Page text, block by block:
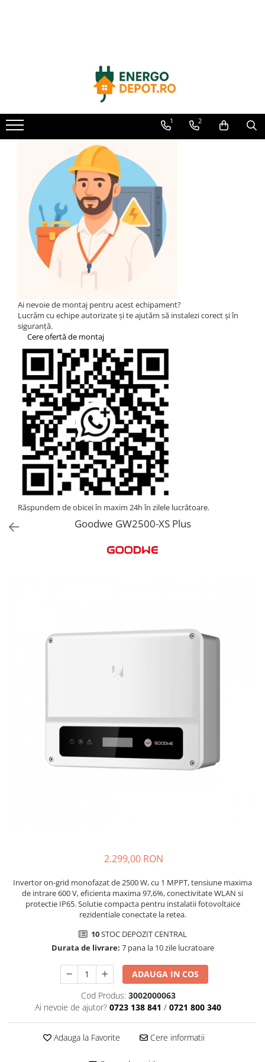
Longi Solar
Optimizatoare panouri
Invertoare
Microinvertoare
Fronius
Accesorii Fronius
Invertoare Hibride Fronius
Invertoare On-Grid Fronius
Statii de reincarcare Fronius
HUAWEI
SMA
Solis
Solplanet
Sungrow
Invertoare Hibrid Sungrow
Invertoare on-grid Sungrow
Statii de reincarcare Sungrow
Victron Energy
MPPT
Accesorii Victron
Acumulatori Victron
Invertor Hibrid - Off Grid
Statii de reincarcare Victron
Pylontech
Accesorii stocare
Structura
Structura acoperis tigla
Structura acoperis tabla
K2-Systems GmbH
1 2
Ai nevoie de montaj pentru acest echipament?
Lucrăm cu echipe autorizate și te ajutăm să instalezi corect și în
siguranță.
Cere ofertă de montaj
Răspundem de obicei în maxim 24h în zilele lucrătoare.
Goodwe GW2500-XS Plus
2.299,00 RON
Invertor on-grid monofazat de 2500 W, cu 1 MPPT, tensiune maxima
de intrare 600 V, eficienta maxima 97,6%, conectivitate WLAN si
protectie IP65. Solutie compacta pentru instalatii fotovoltaice
rezidentiale conectate la retea.
10STOC DEPOZIT CENTRAL
Durata de livrare: 7 pana la 10 zile lucratoare
ADAUGA IN COS
Cod Produs: 3002000063
Ai nevoie de ajutor? 0723 138 841 / 0721 800 340
Adauga la Favorite Cere informatii